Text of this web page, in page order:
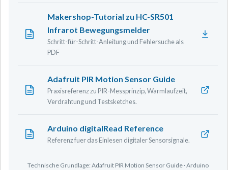
Makershop-Tutorial zu HC-SR501
Infrarot Bewegungsmelder
Schritt-für-Schritt-Anleitung und Fehlersuche als
PDF
Adafruit PIR Motion Sensor Guide
Praxisreferenz zu PIR-Messprinzip, Warmlaufzeit,
Verdrahtung und Testsketches.
Arduino digitalRead Reference
Referenz fuer das Einlesen digitaler Sensorsignale.
Technische Grundlage: Adafruit PIR Motion Sensor Guide · Arduino